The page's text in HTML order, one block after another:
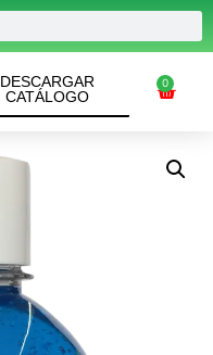
DESCARGAR
CATÁLOGO
0